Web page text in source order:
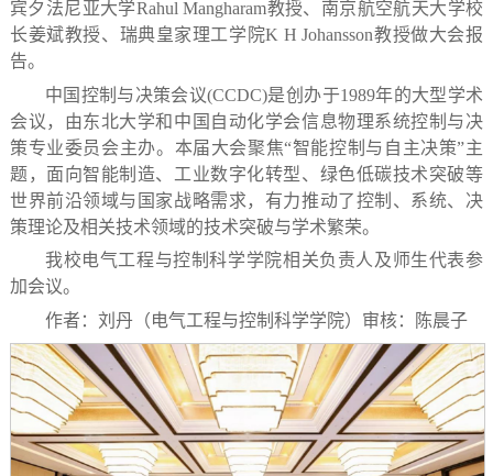
宾夕法尼亚大学Rahul Mangharam教授、南京航空航天大学校
长姜斌教授、瑞典皇家理工学院K H Johansson教授做大会报
告。
中国控制与决策会议(CCDC)是创办于1989年的大型学术
会议，由东北大学和中国自动化学会信息物理系统控制与决
策专业委员会主办。本届大会聚焦“智能控制与自主决策”主
题，面向智能制造、工业数字化转型、绿色低碳技术突破等
世界前沿领域与国家战略需求，有力推动了控制、系统、决
策理论及相关技术领域的技术突破与学术繁荣。
我校电气工程与控制科学学院相关负责人及师生代表参
加会议。
作者：刘丹（电气工程与控制科学学院） 审核：陈晨子